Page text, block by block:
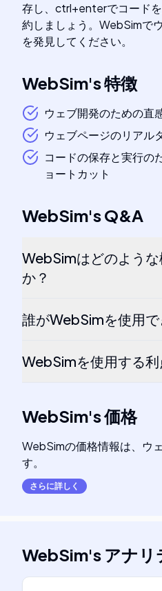
存し、ctrl+enterでコード
約しましょう。WebSimで
を発見してください。
WebSim's特徴
ウェブ開発のための直
ウェブページのリアル
コードの保存と実行の
ョートカット
WebSim'sQ&A
WebSimはどのよう
か？
誰がWebSimを使用で
WebSimを使用する利
WebSim's価格
WebSimの価格情報は、ウ
す。
さらに詳しく
WebSim's アナリ